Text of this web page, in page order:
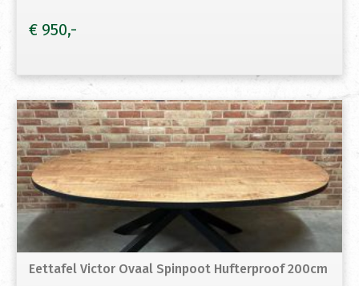
€ 950
Eettafel Victor Ovaal Spinpoot Hufterproof 200cm